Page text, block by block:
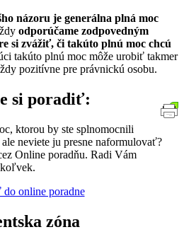
názoru je generálna plná moc
odporúčame zodpovedným
si zvážiť, či takúto plnú moc chcú
takúto plnú moc môže urobiť takmer
pozitívne pre právnickú osobu.
si poradiť:
ktorou by ste splnomocnili
neviete ju presne naformulovať?
Online poradňu. Radi Vám
online poradne
zóna